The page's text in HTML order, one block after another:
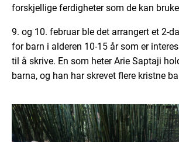
forskjellige ferdigheter som de kan
9. og 10. februar ble det arrangert et 2-
for barn i alderen 10-15 år som er
til å skrive. En som heter Arie Saptaji
barna, og han har skrevet flere kristne